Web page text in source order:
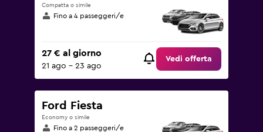
Compatta o simile
Fino a 4 passeggeri/e
27 € al giorno
21 ago - 23 ago
Vedi offerta
Ford Fiesta
Economy o simile
Fino a 2 passeggeri/e